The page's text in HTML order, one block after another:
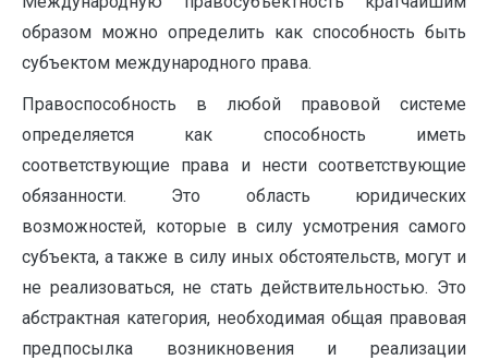
образом можно определить как способность быть
субъектом международного права.
Правоспособность в любой правовой системе
определяется как способность иметь
соответствующие права и нести соответствующие
обязанности. Это область юридических
возможностей, которые в силу усмотрения самого
субъекта, а также в силу иных обстоятельств, могут и
не реализоваться, не стать действительностью. Это
абстрактная категория, необходимая общая правовая
предпосылка возникновения и реализации